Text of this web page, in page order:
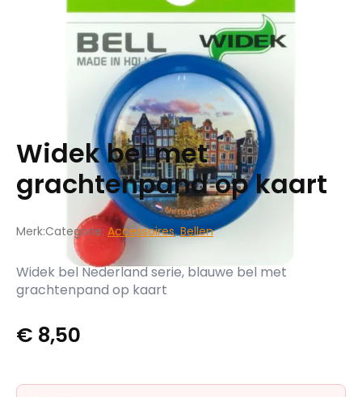
Widek bel met
grachtenpand op kaart
Merk:Categorie:Accessoires,Bellen
Widek bel Nederland serie, blauwe bel met
grachtenpand op kaart
€ 8,50